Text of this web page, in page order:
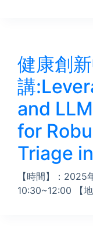
健康創
講
and
for
Triage
【時間】：2025
10:30~12:00 【